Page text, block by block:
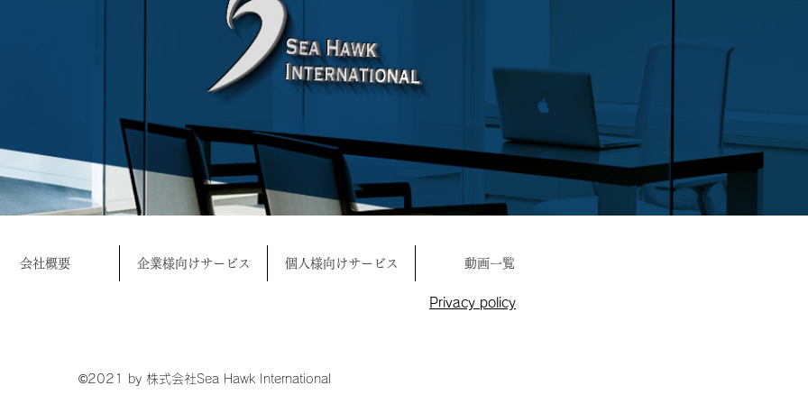
会社概要 企業様向けサービス 個人様向けサービス 動画一覧
Privacy policy
©2021 by 株式会社Sea Hawk International